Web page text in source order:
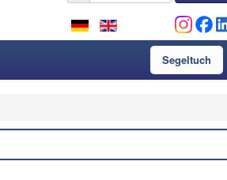
Segeltuch